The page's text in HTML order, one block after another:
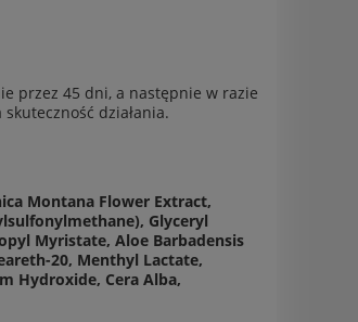
przez 45 dni, a następnie w razie
działania.
Montana Flower Extract,
Glyceryl
Myristate, Aloe Barbadensis
20, Menthyl Lactate,
Hydroxide, Cera Alba,